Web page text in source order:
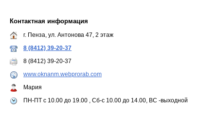
Контактная информация
г. Пенза, ул. Антонова 47, 2 этаж
8 (8412) 39-20-37
8 (8412) 39-20-37
www.oknanm.webprorab.com
Мария
ПН-ПТ с 10.00 до 19.00 , Сб-с 10.00 до 14.00, ВС -выходной